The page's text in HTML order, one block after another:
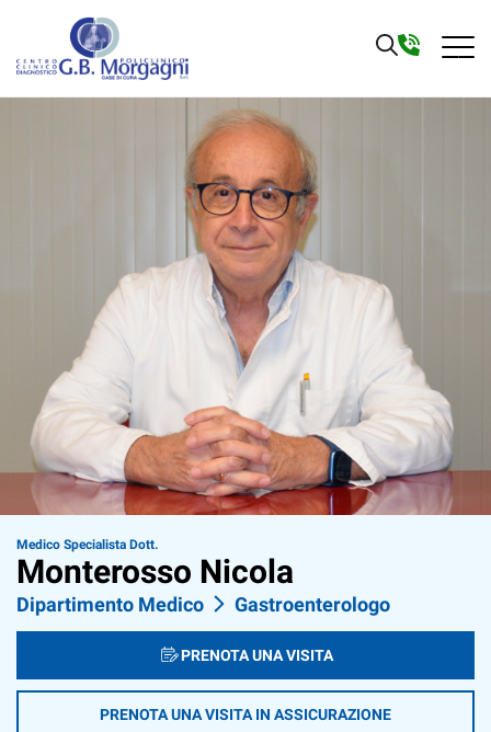
Medico Specialista Dott.
Monterosso Nicola
Dipartimento Medico Gastroenterologo
PRENOTA UNA VISITA
PRENOTA UNA VISITA IN ASSICURAZIONE